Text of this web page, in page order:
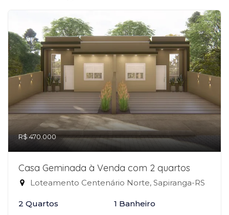
R$ 470.000
Casa Geminada à Venda com 2 quartos
Loteamento Centenário Norte, Sapiranga-RS
2 Quartos 1 Banheiro